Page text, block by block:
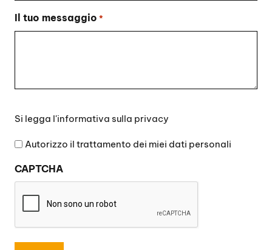
Il tuo messaggio *
legga
l'informativa
privacy
Si legga l'informativa sulla privacy
Autorizzo il trattamento dei miei dati personali
CAPTCHA